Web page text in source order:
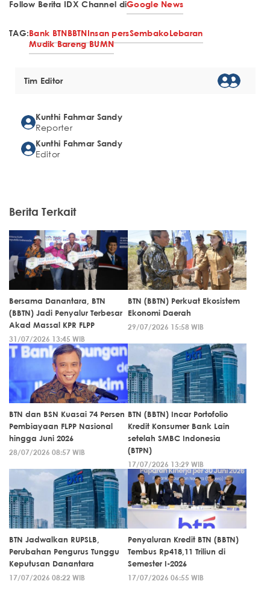
Follow Berita IDX Channel diGoogle News
TAG:Bank BTNBBTNInsan persSembakoLebaran
Mudik Bareng BUMN
Tim Editor
Kunthi Fahmar Sandy
Reporter
Kunthi Fahmar Sandy
Editor
Berita Terkait
Bersama Danantara, BTN
(BBTN) Jadi Penyalur Terbesar
Akad Massal KPR FLPP
31/07/2026 13:45 WIB
BTN (BBTN) Perkuat Ekosistem
Ekonomi Daerah
29/07/2026 15:58 WIB
BTN dan BSN Kuasai 74 Persen
Pembiayaan FLPP Nasional
hingga Juni 2026
28/07/2026 08:57 WIB
BTN (BBTN) Incar Portofolio
Kredit Konsumer Bank Lain
setelah SMBC Indonesia
(BTPN)
17/07/2026 13:29 WIB
BTN Jadwalkan RUPSLB,
Perubahan Pengurus Tunggu
Keputusan Danantara
17/07/2026 08:22 WIB
Penyaluran Kredit BTN (BBTN)
Tembus Rp418,11 Triliun di
Semester I-2026
17/07/2026 06:55 WIB